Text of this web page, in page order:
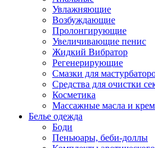
Увлажняющие
Возбуждающие
Пролонгирующие
Увеличивающие пенис
Жидкий Вибратор
Регенерирующие
Смазки для
Средства для очистки
Косметика
Массажные масла и
Белье одежда
Боди
Пеньюары, беби-доллы